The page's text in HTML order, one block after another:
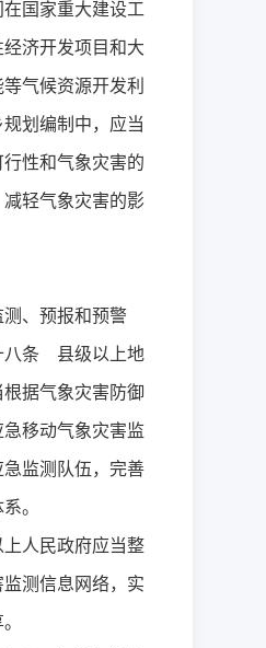
国家重大建设工
济开发项目和大
气候资源开发利
划编制中，应当
性和气象灾害的
轻气象灾害的影
、预报和预警
条 县级以上地
据气象灾害防御
移动气象灾害监
监测队伍，完善
。
人民政府应当整
测信息网络，实